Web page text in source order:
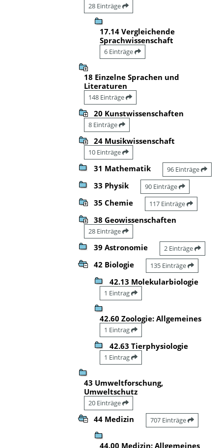
28 Einträge
17.14 Vergleichende
Sprachwissenschaft
6 Einträge
18 Einzelne Sprachen und
Literaturen
148 Einträge
20 Kunstwissenschaften
8 Einträge
24 Musikwissenschaft
10 Einträge
31 Mathematik 96 Einträge
33 Physik 90 Einträge
35 Chemie 117 Einträge
38 Geowissenschaften
28 Einträge
39 Astronomie 2 Einträge
42 Biologie 135 Einträge
42.13 Molekularbiologie
1 Eintrag
42.60 Zoologie: Allgemeines
1 Eintrag
42.63 Tierphysiologie
1 Eintrag
43 Umweltforschung,
Umweltschutz
20 Einträge
44 Medizin 707 Einträge
44.00 Medizin: Allgemeines